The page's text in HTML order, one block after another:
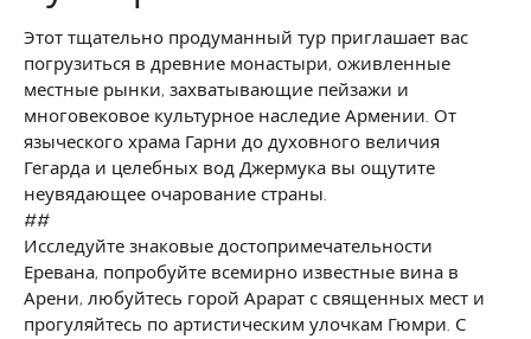
Этот тщательно продуманный тур приглашает вас
погрузиться в древние монастыри, оживленные
местные рынки, захватывающие пейзажи и
многовековое культурное наследие Армении. От
языческого храма Гарни до духовного величия
Гегарда и целебных вод Джермука вы ощутите
неувядающее очарование страны.
##
Исследуйте знаковые достопримечательности
Еревана, попробуйте всемирно известные вина в
Арени, любуйтесь горой Арарат с священных мест и
прогуляйтесь по артистическим улочкам Гюмри. С